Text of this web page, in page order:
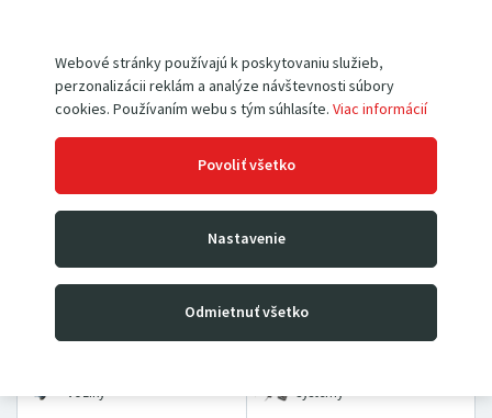
Webové stránky používajú k poskytovaniu služieb,
perzonalizácii reklám a analýze návštevnosti súbory
cookies. Používaním webu s tým súhlasíte. Viac informácií
Povoliť všetko
Nastavenie
Odmietnuť všetko
Dielenské žeriavy a hevery Kladkostroje
vozíky systémy